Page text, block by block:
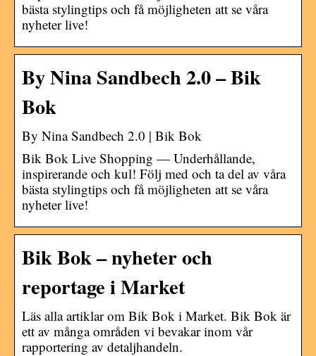
bästa stylingtips och få möjligheten att se våra
nyheter live!
By Nina Sandbech 2.0 – Bik
Bok
By Nina Sandbech 2.0 | Bik Bok
Bik Bok Live Shopping — Underhållande,
inspirerande och kul! Följ med och ta del av våra
bästa stylingtips och få möjligheten att se våra
nyheter live!
Bik Bok – nyheter och
reportage i Market
Läs alla artiklar om Bik Bok i Market. Bik Bok är
ett av många områden vi bevakar inom vår
rapportering av detaljhandeln.